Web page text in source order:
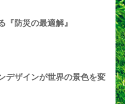
『防災の最適解』
デザインが世界の景色を変